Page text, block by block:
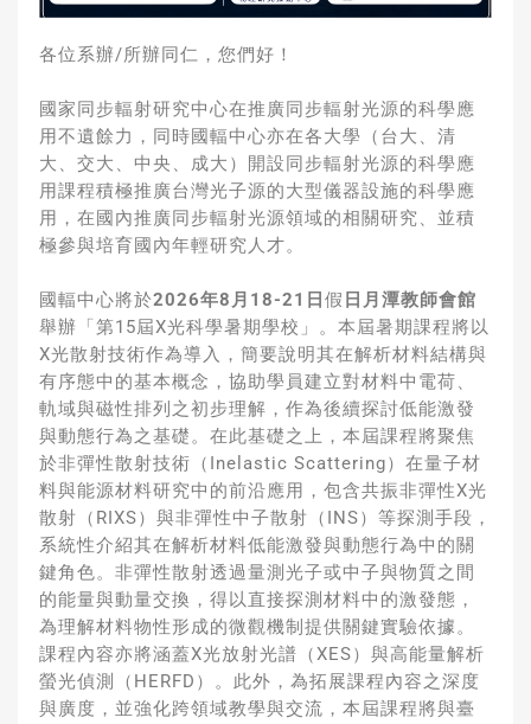
各位系辦/所辦同仁，您們好！
國家同步輻射研究中心在推廣同步輻射光源的科學應
用不遺餘力， 同時國輻中心亦在各大學（台大、清
大、交大、中央、成大） 開設同步輻射光源的科學應
用課程積極推廣台灣光子源的大型儀器設施的科學應
用，在國內推廣同步輻射光源領域的相關研究、 並積
極參與培育國內年輕研究人才。
國輻中心將於2026年8 月 18-21 日 假 日月潭教師會館
舉辦「 第15屆X光科學暑期學校」。本屆暑期課程將以
X光散射技術作為導入，簡要說明其在解析材料結構與
有序態中的基本概念， 協助學員建立對材料中電荷、
軌域與磁性排列之初步理解， 作為後續探討低能激發
與動態行為之基礎。在此基礎之上， 本屆課程將聚焦
於非彈性散射技術（ Inelastic Scattering）在量子材
料與能源材料研究中的前沿應用， 包含共振非彈性X光
散射（ RIXS）與非彈性中子散射（ INS） 等探測手段，
系統性介紹其在解析材料低能激發與動態行為中的關
鍵角色。 非彈性散射透過量測光子或中子與物質之間
的能量與動量交換， 得以直接探測材料中的激發態，
為理解材料物性形成的微觀機制提供關鍵實驗依據。
課程內容亦將涵蓋X光放射光譜（XES）與高能量解析
螢光偵測（ HERFD ）。此外，為拓展課程內容之深度
與廣度， 並強化跨領域教學與交流， 本屆課程將與臺